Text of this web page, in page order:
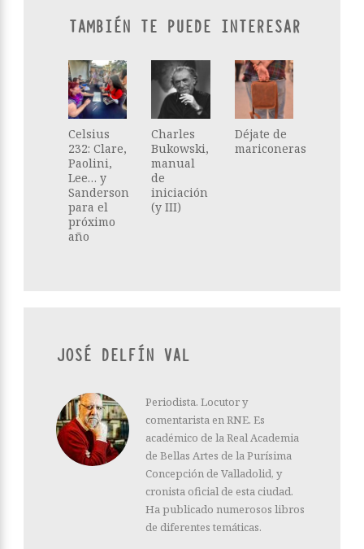
TAMBIÉN TE PUEDE INTERESAR
Celsius
232: Clare,
Paolini,
Lee… y
Sanderson
para el
próximo
año
Charles
Bukowski,
manual
de
iniciación
(y III)
Déjate de
mariconeras
JOSÉ DELFÍN VAL
Periodista. Locutor y
comentarista en RNE. Es
académico de la Real Academia
de Bellas Artes de la Purísima
Concepción de Valladolid, y
cronista oficial de esta ciudad.
Ha publicado numerosos libros
de diferentes temáticas.